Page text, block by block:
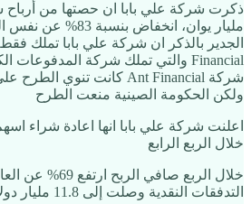
مليار يوان، انخفاض
ولكن الحكومة الصينية منعت الطرح
خلال الربع الرابع
خلال الربع صافي
التدفقات النقدية وصلت إلى 11.8 مليار دولار